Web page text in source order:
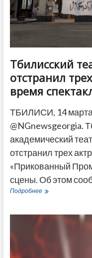
Тбилисский
отстранил
время
ТБИЛИСИ, 14
@NGnewsgeorgia.
академический
отстранил трех
«Прикованный
сцены. Об этом
ПодробнееТбилисский
отстранил